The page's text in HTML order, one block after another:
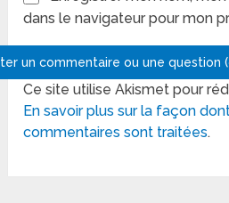
dans le navigateur pour mon
Ce site utilise Akismet pour
En savoir plus sur la façon
commentaires sont traitées.